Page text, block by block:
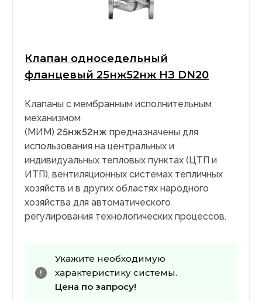
Клапан односедельный
фланцевый 25нж52нж НЗ DN20
Клапаны с мембранным исполнительным
механизмом
(МИМ) 25нж52нж предназначены для
использования на центральных и
индивидуальных тепловых пунктах (ЦТП и
ИТП), вентиляционных системах тепличных
хозяйств и в других областях народного
хозяйства для автоматического
регулирования технологических процессов.
Укажите необходимую
характеристику системы.
Цена по запросу!